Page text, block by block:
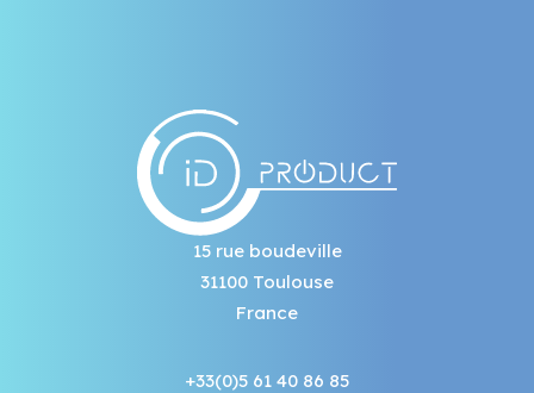
15 rue boudeville
31100 Toulouse
France
+33(0)5 61 40 86 85